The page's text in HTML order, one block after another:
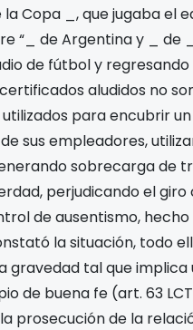
Copa _, que jugaba el
“_ de Argentina y _ de
de fútbol y
aludidos no
para encubrir
sus empleadores,
sobrecarga de
perjudicando el giro
de ausentismo,
la situación, todo
gravedad tal que
de buena fe (art. 63
prosecución de la